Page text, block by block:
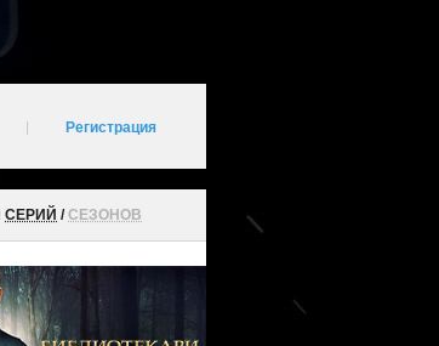
Регистрация
СЕРИЙ /СЕЗОНОВ